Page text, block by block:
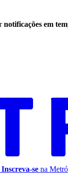
notificações em
Inscreva-se na